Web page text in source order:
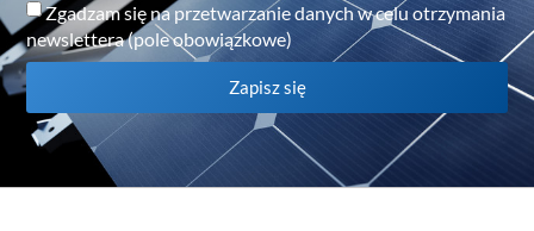
Zgadzam się na przetwarzanie danych w celu otrzymania
newslettera (pole obowiązkowe)
Zapisz się